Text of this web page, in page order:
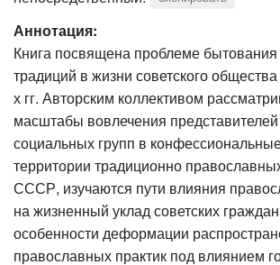
Аннотация:
Книга посвящена проблеме
традиций в жизни советского
х гг. Авторским коллективом
масштабы вовлечения
социальных групп в
территории традиционно
СССР, изучаются пути влияния
на жизненный уклад советских
особенности деформации
православных практик под влиянием